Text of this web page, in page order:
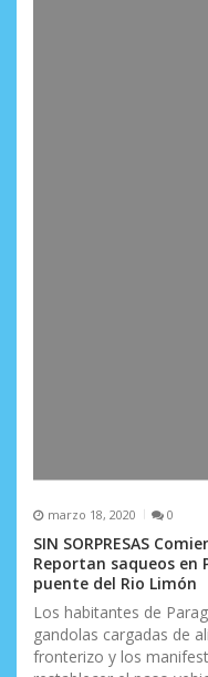
marzo 18, 2020 0
SIN SORPRESAS
Reportan saqueos en
puente del Rio Limón
Los habitantes de
gandolas cargadas de
fronterizo y los